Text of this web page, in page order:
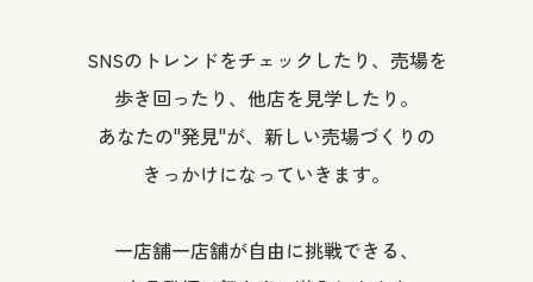
SNSのトレンドをチェックしたり、売場を
歩き回ったり、他店を見学したり。
あなたの"発見"が、新しい売場づくりの
きっかけになっていきます。
一店舗一店舗が自由に挑戦できる、